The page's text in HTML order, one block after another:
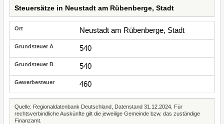
Steuersätze in Neustadt am Rübenberge, Stadt
Neustadt am Rübenberge, Stadt
540
540
460
Quelle: Regionaldatenbank Deutschland, Datenstand 31.12.2024. Für
rechtsverbindliche Auskünfte gilt die jeweilige Gemeinde bzw. das zuständige
Finanzamt.